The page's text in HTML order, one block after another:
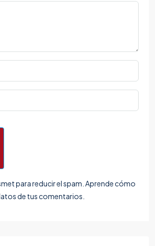
para reducir el spam. Aprende cómo
de tus comentarios.